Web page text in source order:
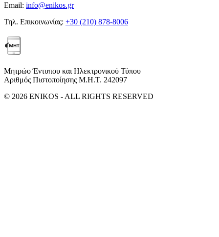
Email: info@enikos.gr
Τηλ. Επικοινωνίας: +30 (210) 878-8006
Μητρώο Έντυπου και Ηλεκτρονικού Τύπου
Αριθμός Πιστοποίησης Μ.Η.Τ. 242097
© 2026 ENIKOS - ALL RIGHTS RESERVED